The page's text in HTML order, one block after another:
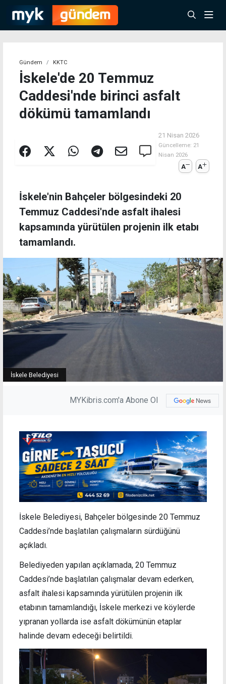
Gündem KKTC
İskele'de 20 Temmuz
Caddesi'nde birinci asfalt
dökümü tamamlandı
21 Nisan 2026
Güncelleme: 21
Nisan 2026
A A
İskele'nin Bahçeler bölgesindeki 20
Temmuz Caddesi'nde asfalt ihalesi
kapsamında yürütülen projenin ilk etabı
tamamlandı.
İskele Belediyesi
MYKibris.com'a Abone Ol
İskele Belediyesi, Bahçeler bölgesinde 20 Temmuz
Caddesi’nde başlatılan çalışmaların sürdüğünü
açıkladı.
Belediyeden yapılan açıklamada, 20 Temmuz
Caddesi’nde başlatılan çalışmalar devam ederken,
asfalt ihalesi kapsamında yürütülen projenin ilk
etabının tamamlandığı, İskele merkezi ve köylerde
yıpranan yollarda ise asfalt dökümünün etaplar
halinde devam edeceği belirtildi.